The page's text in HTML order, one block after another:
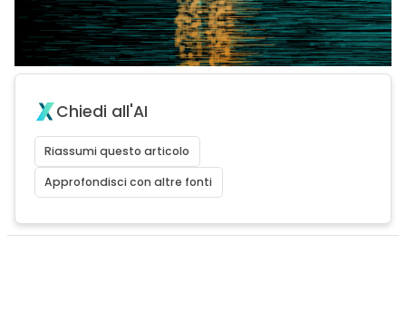
Chiedi all'AI
Riassumi questo articolo
Approfondisci con altre fonti